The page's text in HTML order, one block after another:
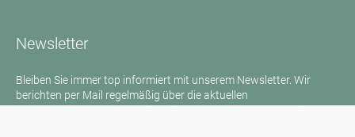
Newsletter
Bleiben Sie immer top informiert mit unserem Newsletter. Wir
berichten per Mail regelmäßig über die aktuellen